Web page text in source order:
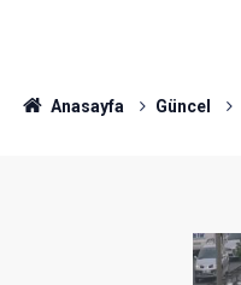
Anasayfa Güncel